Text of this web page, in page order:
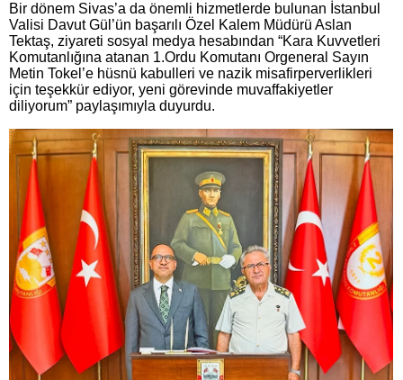
Bir dönem Sivas’a da önemli hizmetlerde bulunan İstanbul
Valisi Davut Gül’ün başarılı Özel Kalem Müdürü Aslan
Tektaş, ziyareti sosyal medya hesabından “Kara Kuvvetleri
Komutanlığına atanan 1.Ordu Komutanı Orgeneral Sayın
Metin Tokel’e hüsnü kabulleri ve nazik misafirperverlikleri
için teşekkür ediyor, yeni görevinde muvaffakiyetler
diliyorum” paylaşımıyla duyurdu.